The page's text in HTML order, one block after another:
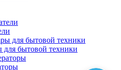
для бытовой техники